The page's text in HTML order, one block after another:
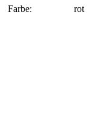
Farbe: rot